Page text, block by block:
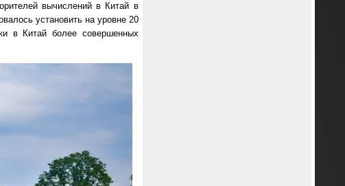
вычислений в Китай в
установить на уровне 20
в Китай более совершенных